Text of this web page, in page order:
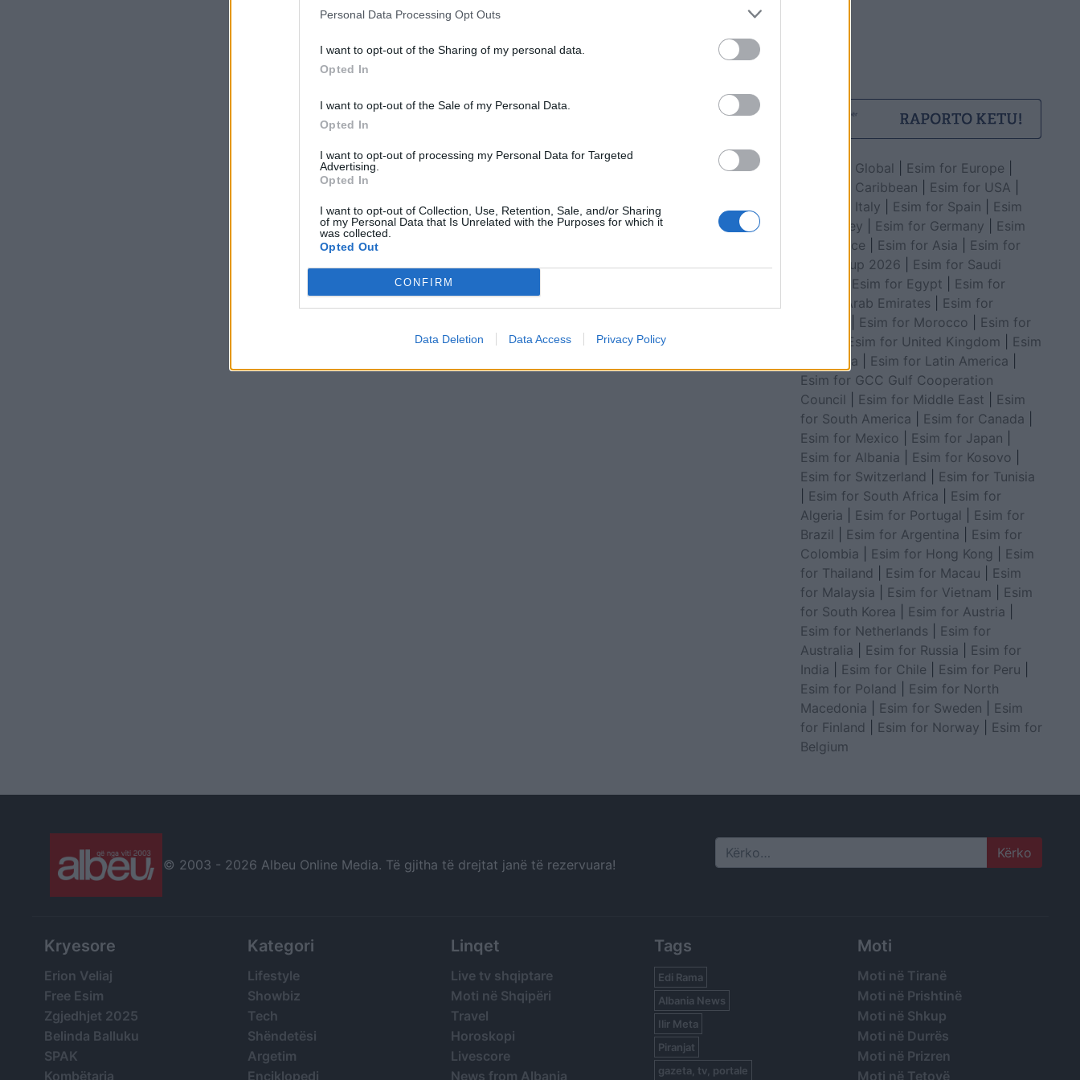
Personal Data Processing Opt Outs
I want to opt-out of the Sharing of my personal data.
Opted In
I want to opt-out of the Sale of my Personal Data.
Opted In
I want to opt-out of processing my Personal Data for Targeted
Advertising.
Opted In
I want to opt-out of Collection, Use, Retention, Sale, and/or Sharing
of my Personal Data that Is Unrelated with the Purposes for which it
was collected.
Opted Out
CONFIRM
Data Deletion Data Access Privacy Policy
Esim for Global Esim for Europe
Esim for Caribbean
Esim for USA
Esim for Italy
Esim for Spain
Esim
for Turkey
Esim for Germany
Esim
for Greece
Esim for Asia
Esim for
World Cup 2026
Esim for Saudi
Esim for Egypt
Esim for
United Arab Emirates
Esim for
Esim for Morocco
Esim for
Esim for United Kingdom
Esim
for Africa
Esim for Latin America
Esim for GCC Gulf Cooperation
Council
Esim for Middle East
Esim
for South America
Esim for Canada
Esim for Mexico
Esim for Japan
Esim for Albania
Esim for Kosovo
Esim for Switzerland
Esim for Tunisia
Esim for South Africa
Esim for
Algeria
Esim for Portugal
Esim for
Brazil
Esim for Argentina
Esim for
Colombia
Esim for Hong Kong
Esim
for Thailand
Esim for Macau
Esim
for Malaysia
Esim for Vietnam
Esim
for South Korea
Esim for Austria
Esim for Netherlands
Esim for
Australia
Esim for Russia
Esim for
India
Esim for Chile Esim for Peru
Esim for Poland
Esim for North
Macedonia
Esim for Sweden
Esim
for Finland
Esim for Norway
Esim for
Belgium
© 2003 - 2026 Albeu Online Media. Të gjitha të drejtat janë të rezervuara! Search
Kryesore
Erion Veliaj
Free Esim
Zgjedhjet 2025
Belinda Balluku
SPAK
Kombëtarja
Kategori
Lifestyle
Showbiz
Tech
Shëndetësi
Argetim
Enciklopedi
Linqet
Live tv shqiptare
Moti në Shqipëri
Travel
Horoskopi
Livescore
News from Albania
Tags
Edi Rama
Albania News
Ilir Meta
Piranjat
gazeta, tv, portale
Moti
Moti në Tiranë
Moti në Prishtinë
Moti në Shkup
Moti në Durrës
Moti në Prizren
Moti në Tetovë